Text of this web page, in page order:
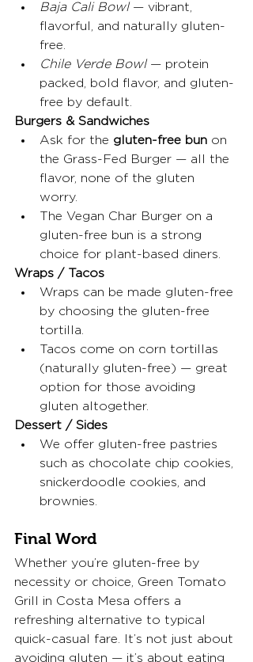
Baja Cali Bowl — vibrant,
flavorful, and naturally gluten-
free.
Chile Verde Bowl — protein
packed, bold flavor, and gluten-
free by default.
Burgers & Sandwiches
Ask for the gluten-free bun on
the Grass-Fed Burger — all the
flavor, none of the gluten
worry.
The Vegan Char Burger on a
gluten-free bun is a strong
choice for plant-based diners.
Wraps / Tacos
Wraps can be made gluten-free
by choosing the gluten-free
tortilla.
Tacos come on corn tortillas
(naturally gluten-free) — great
option for those avoiding
gluten altogether.
Dessert / Sides
We offer gluten-free pastries
such as chocolate chip cookies,
snickerdoodle cookies, and
brownies.
Final Word
Whether you’re gluten-free by
necessity or choice, Green Tomato
Grill in Costa Mesa offers a
refreshing alternative to typical
quick-casual fare. It’s not just about
avoiding gluten — it’s about eating